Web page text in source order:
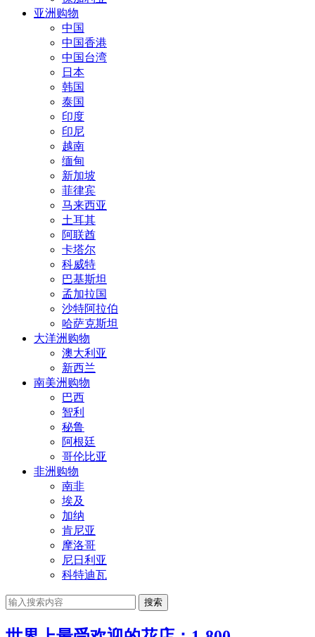
亚洲购物
中国
中国香港
中国台湾
日本
韩国
泰国
印度
印尼
越南
缅甸
新加坡
菲律宾
马来西亚
土耳其
阿联酋
卡塔尔
科威特
巴基斯坦
孟加拉国
沙特阿拉伯
哈萨克斯坦
大洋洲购物
澳大利亚
新西兰
南美洲购物
巴西
智利
秘鲁
阿根廷
哥伦比亚
非洲购物
南非
埃及
加纳
肯尼亚
摩洛哥
尼日利亚
科特迪瓦
搜索